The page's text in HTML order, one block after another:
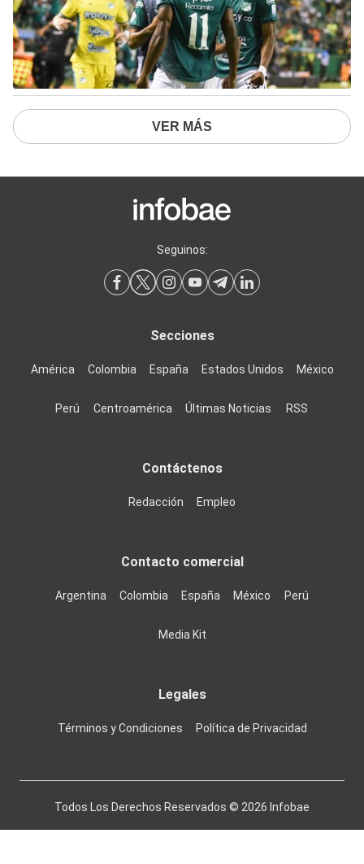
VER MÁS
Seguinos:
Secciones
América Colombia España Estados Unidos México
Perú Centroamérica Últimas Noticias RSS
Contáctenos
Redacción Empleo
Contacto comercial
Argentina Colombia España México Perú
Media Kit
Legales
Términos y Condiciones Política de Privacidad
Todos Los Derechos Reservados © 2026 Infobae